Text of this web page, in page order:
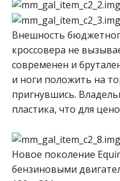
Внешность
кроссовера не
современен и
и ноги положить на
пригнувшись.
пластика, что для
Новое поколение
бензиновыми